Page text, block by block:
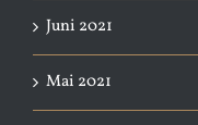
Juni 2021
Mai 2021